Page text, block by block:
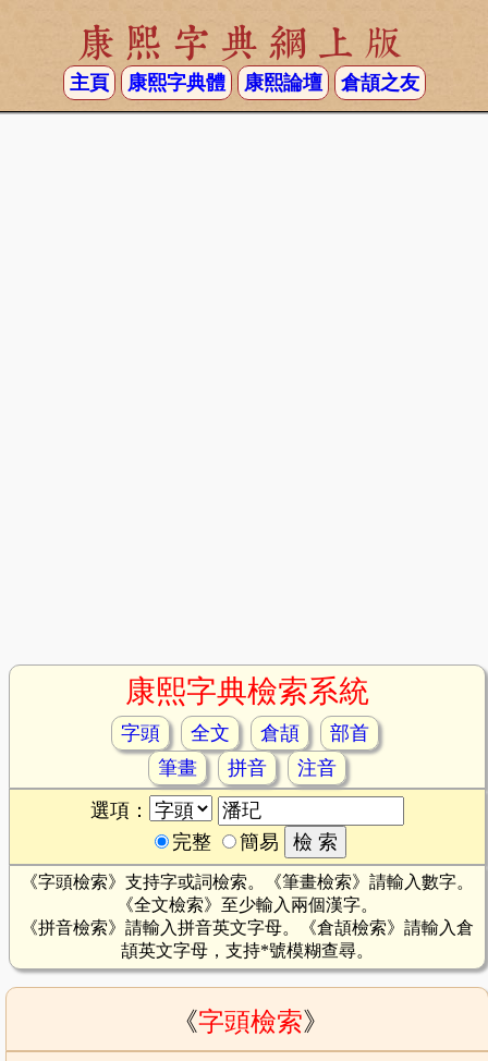
康熙字典網上版
主頁 康熙字典體 康熙論壇 倉頡之友
康熙字典檢索系統
字頭 全文 倉頡
部首
筆畫
拼音
注音
選項：
完整
簡易
《字頭檢索》支持字或詞檢索。《筆畫檢索》請輸入數字。
《全文檢索》至少輸入兩個漢字。
《拼音檢索》請輸入拼音英文字母。《倉頡檢索》請輸入倉
頡英文字母，支持*號模糊查尋。
《字頭檢索》